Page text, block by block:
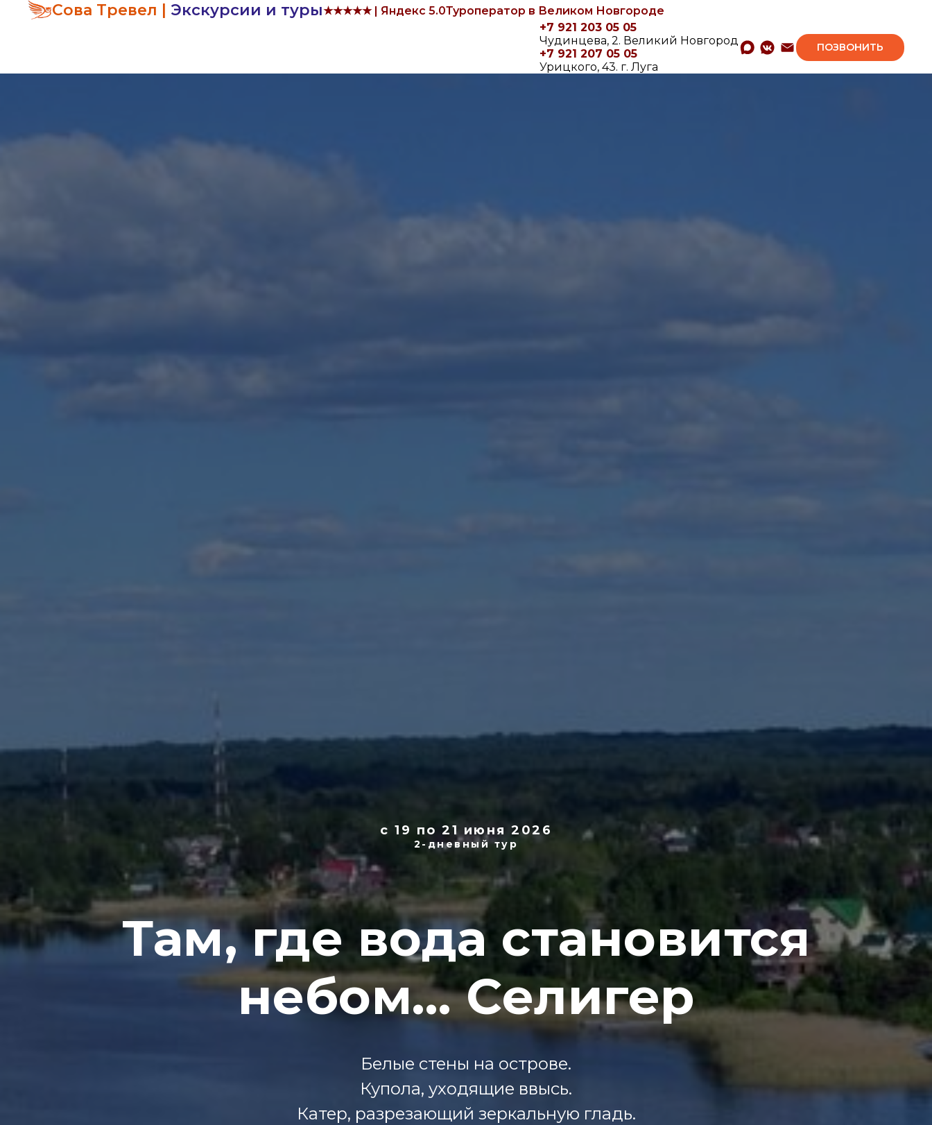
Сова Тревел | Экскурсии и туры★★★★★ | Яндекс 5.0Туроператор в Великом Новгороде
+7 921 203 05 05
Чудинцева, 2. Великий Новгород
+7 921 207 05 05
Урицкого, 43. г. Луга
ПОЗВОНИТЬ
с 19 по 21 июня 2026
2-дневный тур
Там, где вода становится
небом… Селигер
Белые стены на острове.
Купола, уходящие ввысь.
Катер, разрезающий зеркальную гладь.